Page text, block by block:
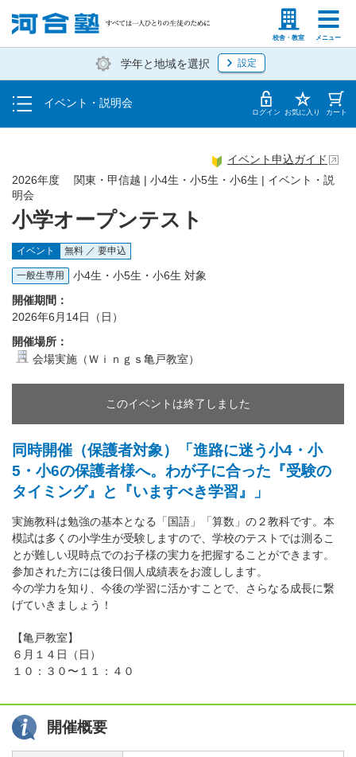
校舎・教室 メニュー
塾生の方 高等学校の先生
学年と地域を選択 設定
イベント・説明会
入塾説明会
体験授業 ログイン お気に入り カート
小学オープンテスト
2026年度 関東・甲信越 | 小4生・小5生・小6生 | イベント・説
明会
イベント申込ガイド
イベント 無料 ／ 要申込
一般生専用
小4生・小5生・小6生 対象
開催期間：
2026年6月14日（日）
開催場所：
会場実施（Ｗｉｎｇｓ亀戸教室）
このイベントは終了しました
同時開催（保護者対象）「進路に迷う小4・小
5・小6の保護者様へ。わが子に合った『受験の
タイミング』と『いますべき学習』」
実施教科は勉強の基本となる「国語」「算数」の２教科です。本
模試は多くの小学生が受験しますので、学校のテストでは測るこ
とが難しい現時点でのお子様の実力を把握することができます。
参加された方には後日個人成績表をお渡しします。
今の学力を知り、今後の学習に活かすことで、さらなる成長に繋
げていきましょう！
【亀戸教室】
６月１４日（日）
１０：３０〜１１：４０
開催概要